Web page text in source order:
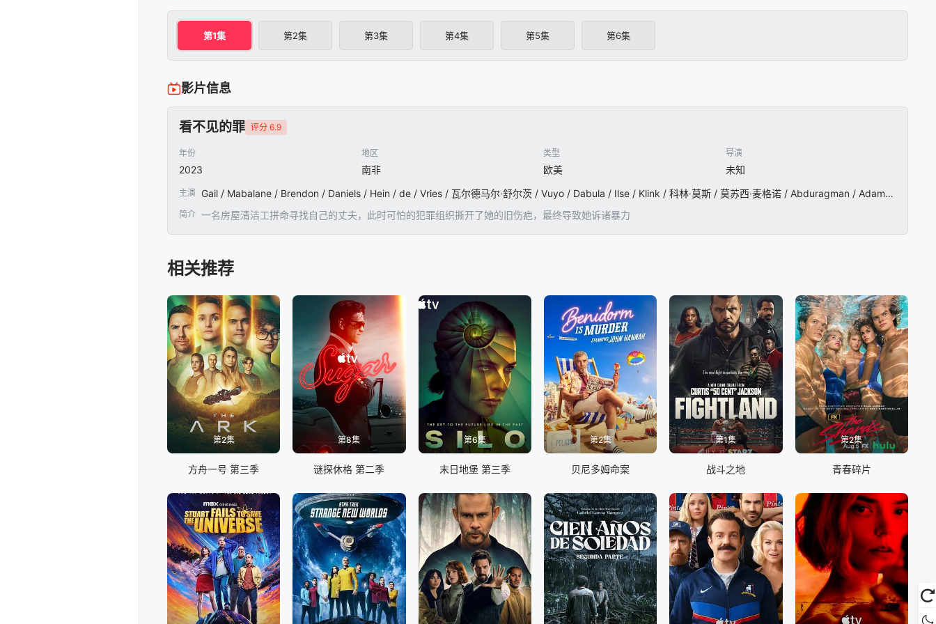
第1集 第2集 第3集 第4集 第5集 第6集
影片信息
看不见的罪 评分 6.9
年份
2023
地区
南非
类型
欧美
导演
未知
主演 Gail / Mabalane / Brendon / Daniels / Hein / de / Vries / 瓦尔德马尔·舒尔茨 / Vuyo / Dabula / Ilse / Klink / 科林·莫斯 / 莫苏西·麦格诺 / Abduragman / Adams / Shimmy / Isaacs
简介 一名房屋清洁工拼命寻找自己的丈夫，此时可怕的犯罪组织撕开了她的旧伤疤，最终导致她诉诸暴力
相关推荐
第2集
方舟一号 第三季
第8集
谜探休格 第二季
第6集
末日地堡 第三季
第2集
贝尼多姆命案
第1集
战斗之地
第2集
青春碎片